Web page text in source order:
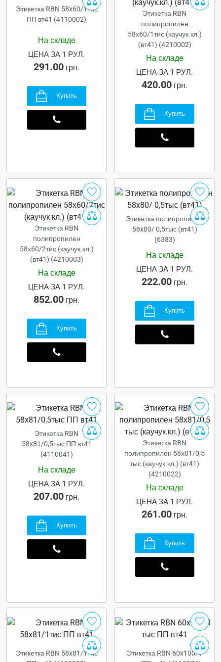
Этикетка RBN 58x60/1тис
ПП вт41 (4110002)
На складе
291.00 грн.
ЦЕНА ЗА 1 РУЛ.
Купить
Этикетка RBN
полипропилен
58х60/1тис (каучук.кл.)
(вт41) (4210002)
На складе
420.00 грн.
ЦЕНА ЗА 1 РУЛ.
Купить
Этикетка RBN
полипропилен
58х60/2тис (каучук.кл.)
(вт41) (4210003)
На складе
852.00 грн.
ЦЕНА ЗА 1 РУЛ.
Купить
Этикетка полипропилен
58x80/ 0,5тыс (вт41)
(6383)
На складе
222.00 грн.
ЦЕНА ЗА 1 РУЛ.
Купить
Этикетка RBN
58x81/0,5тыс ПП вт41
(4110041)
На складе
207.00 грн.
ЦЕНА ЗА 1 РУЛ.
Купить
Этикетка RBN
полипропилен 58х81/0,5
тыс (каучук.кл.) (вт41)
(4210022)
На складе
261.00 грн.
ЦЕНА ЗА 1 РУЛ.
Купить
Этикетка RBN 58x81/1тис
Этикетка RBN 60x100/1